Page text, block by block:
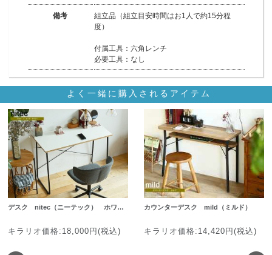
備考
組立品（組立目安時間はお1人で約15分程
度）
付属工具：六角レンチ
必要工具：なし
よく一緒に購入されるアイテム
デスク nitec（ニーテック） ホワ…
キラリオ価格:18,000円(税込)
カウンターデスク mild（ミルド）
キラリオ価格:14,420円(税込)